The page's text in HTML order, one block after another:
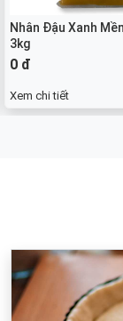
Nhân Đậu Xanh
3kg
0 đ
Xem chi tiết